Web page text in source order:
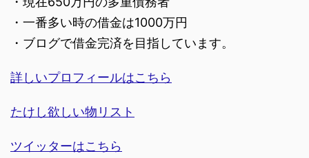
・一番多い時の借金は1000万円
・ブログで借金完済を目指しています。
詳しいプロフィールはこちら
たけし欲しい物リスト
ツイッターはこちら